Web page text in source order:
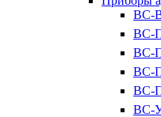
ВС-
ВС-
ВС-
ВС-
ВС-
ВС-